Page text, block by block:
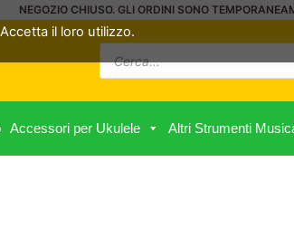
NEGOZIO CHIUSO. GLI ORDINI SONO
Ricerca
prodotti
Accessori per Ukulele Altri Strumenti
il loro utilizzo.